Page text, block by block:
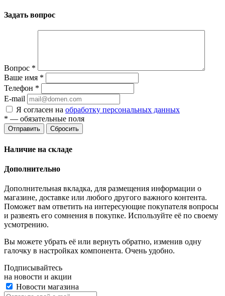
Задать вопрос
Вопрос *
Ваше имя *
Телефон *
E-mail
Я согласен на обработку персональных данных
* — обязательные поля
Отправить Сбросить
Наличие на складе
Дополнительно
Дополнительная вкладка, для размещения информации о
магазине, доставке или любого другого важного контента.
Поможет вам ответить на интересующие покупателя вопросы
и развеять его сомнения в покупке. Используйте её по своему
усмотрению.
Вы можете убрать её или вернуть обратно, изменив одну
галочку в настройках компонента. Очень удобно.
Подписывайтесь
на новости и акции
Новости магазина